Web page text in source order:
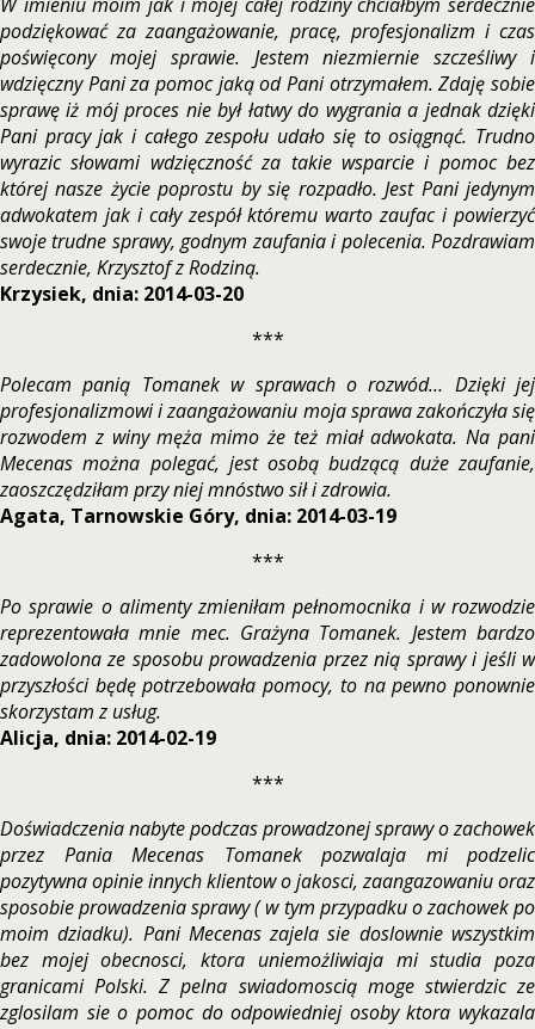
podziękować za zaangażowanie, pracę, profesjonalizm i czas
poświęcony mojej sprawie. Jestem niezmiernie szcześliwy i
wdzięczny Pani za pomoc jaką od Pani otrzymałem. Zdaję sobie
sprawę iż mój proces nie był łatwy do wygrania a jednak dzięki
Pani pracy jak i całego zespołu udało się to osiągnąć. Trudno
wyrazic słowami wdzięczność za takie wsparcie i pomoc bez
której nasze życie poprostu by się rozpadło. Jest Pani jedynym
adwokatem jak i cały zespół któremu warto zaufac i powierzyć
swoje trudne sprawy, godnym zaufania i polecenia. Pozdrawiam
serdecznie, Krzysztof z Rodziną.
Krzysiek, dnia: 2014-03-20
***
Polecam panią Tomanek w sprawach o rozwód… Dzięki jej
profesjonalizmowi i zaangażowaniu moja sprawa zakończyła się
rozwodem z winy męża mimo że też miał adwokata. Na pani
Mecenas można polegać, jest osobą budzącą duże zaufanie,
zaoszczędziłam przy niej mnóstwo sił i zdrowia.
Agata, Tarnowskie Góry, dnia: 2014-03-19
***
Po sprawie o alimenty zmieniłam pełnomocnika i w rozwodzie
reprezentowała mnie mec. Grażyna Tomanek. Jestem bardzo
zadowolona ze sposobu prowadzenia przez nią sprawy i jeśli w
przyszłości będę potrzebowała pomocy, to na pewno ponownie
skorzystam z usług.
Alicja, dnia: 2014-02-19
***
Doświadczenia nabyte podczas prowadzonej sprawy o zachowek
przez Pania Mecenas Tomanek pozwalaja mi podzelic
pozytywna opinie innych klientow o jakosci, zaangazowaniu oraz
sposobie prowadzenia sprawy ( w tym przypadku o zachowek po
moim dziadku). Pani Mecenas zajela sie doslownie wszystkim
bez mojej obecnosci, ktora uniemożliwiaja mi studia poza
granicami Polski. Z pelna swiadomoscią moge stwierdzic ze
zglosilam sie o pomoc do odpowiedniej osoby ktora wykazala